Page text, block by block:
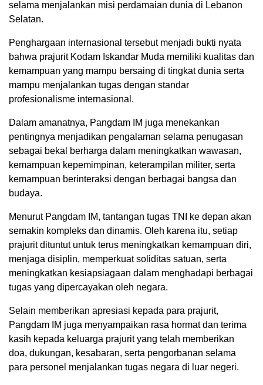
selama menjalankan misi perdamaian dunia di Lebanon
Selatan.
Penghargaan internasional tersebut menjadi bukti nyata
bahwa prajurit Kodam Iskandar Muda memiliki kualitas dan
kemampuan yang mampu bersaing di tingkat dunia serta
mampu menjalankan tugas dengan standar
profesionalisme internasional.
Dalam amanatnya, Pangdam IM juga menekankan
pentingnya menjadikan pengalaman selama penugasan
sebagai bekal berharga dalam meningkatkan wawasan,
kemampuan kepemimpinan, keterampilan militer, serta
kemampuan berinteraksi dengan berbagai bangsa dan
budaya.
Menurut Pangdam IM, tantangan tugas TNI ke depan akan
semakin kompleks dan dinamis. Oleh karena itu, setiap
prajurit dituntut untuk terus meningkatkan kemampuan diri,
menjaga disiplin, memperkuat soliditas satuan, serta
meningkatkan kesiapsiagaan dalam menghadapi berbagai
tugas yang dipercayakan oleh negara.
Selain memberikan apresiasi kepada para prajurit,
Pangdam IM juga menyampaikan rasa hormat dan terima
kasih kepada keluarga prajurit yang telah memberikan
doa, dukungan, kesabaran, serta pengorbanan selama
para personel menjalankan tugas negara di luar negeri.